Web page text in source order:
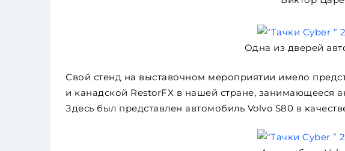
Одна из дверей
Свой стенд на выставочном мероприятии имело
и канадской RestorFX в нашей стране, занимающееся
Здесь был представлен автомобиль Volvo S80 в